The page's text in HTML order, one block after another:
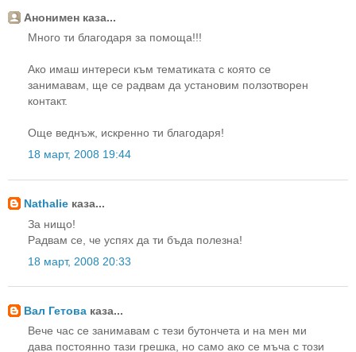
Анонимен каза...
Много ти благодаря за помоща!!!
Ако имаш интереси към тематиката с която се
занимавам, ще се радвам да установим ползотворен
контакт.
Още веднъж, искренно ти благодаря!
18 март, 2008 19:44
Nathalie каза...
За нищо!
Радвам се, че успях да ти бъда полезна!
18 март, 2008 20:33
Вал Гетова каза...
Вече час се занимавам с тези бутончета и на мен ми
дава постоянно тази грешка, но само ако се мъча с този